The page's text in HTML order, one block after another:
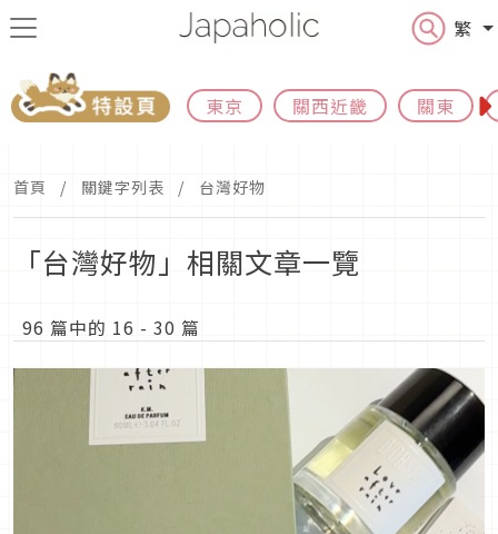
繁
東京 關西近畿 關東
首頁 關鍵字列表 台灣好物
「台灣好物」相關文章一覽
96 篇中的 16 - 30 篇